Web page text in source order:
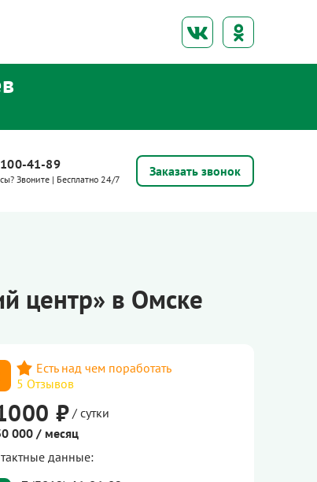
41-89
Звоните | Бесплатно 24/7
Заказать звонок
центр» в Омске
5 Отзывов
₽/ сутки
000 / месяц
данные: